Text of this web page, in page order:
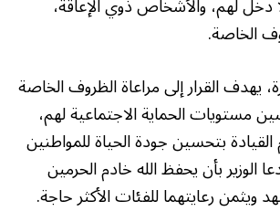
الخاصة.
يهدف القرار إلى مراعاة الظروف الخاصة
مستويات الحماية الاجتماعية لهم،
بتحسين جودة الحياة للمواطنين
الوزير بأن يحفظ الله خادم الحرمين
ويثمن رعايتهما للفئات الأكثر حاجة.